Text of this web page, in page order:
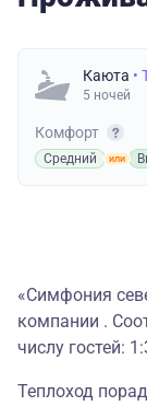
Каюта •
5 ночей
Комфорт
Средний
«Симфония
компании .
числу гостей:
Теплоход